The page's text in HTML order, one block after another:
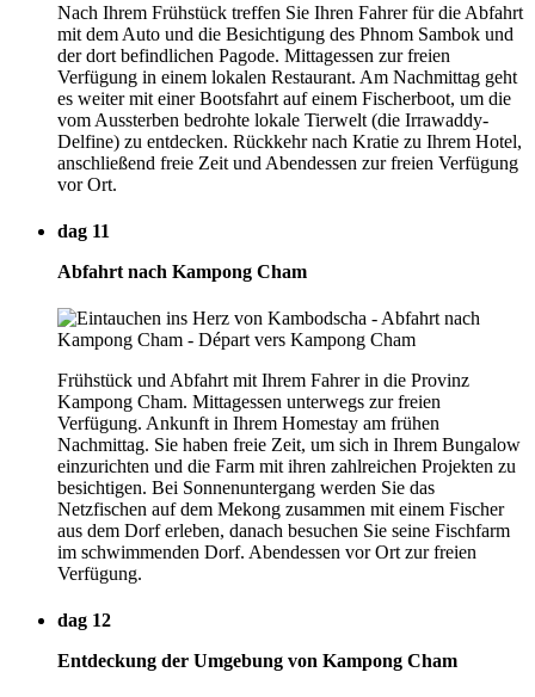
Nach Ihrem Frühstück treffen Sie Ihren Fahrer für die Abfahrt
mit dem Auto und die Besichtigung des Phnom Sambok und
der dort befindlichen Pagode. Mittagessen zur freien
Verfügung in einem lokalen Restaurant. Am Nachmittag geht
es weiter mit einer Bootsfahrt auf einem Fischerboot, um die
vom Aussterben bedrohte lokale Tierwelt (die Irrawaddy-
Delfine) zu entdecken. Rückkehr nach Kratie zu Ihrem Hotel,
anschließend freie Zeit und Abendessen zur freien Verfügung
vor Ort.
dag 11
Abfahrt nach Kampong Cham
Frühstück und Abfahrt mit Ihrem Fahrer in die Provinz
Kampong Cham. Mittagessen unterwegs zur freien
Verfügung. Ankunft in Ihrem Homestay am frühen
Nachmittag. Sie haben freie Zeit, um sich in Ihrem Bungalow
einzurichten und die Farm mit ihren zahlreichen Projekten zu
besichtigen. Bei Sonnenuntergang werden Sie das
Netzfischen auf dem Mekong zusammen mit einem Fischer
aus dem Dorf erleben, danach besuchen Sie seine Fischfarm
im schwimmenden Dorf. Abendessen vor Ort zur freien
Verfügung.
dag 12
Entdeckung der Umgebung von Kampong Cham